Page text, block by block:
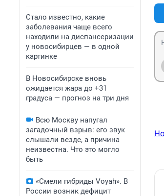
Стало известно, какие
заболевания чаще всего
находили на диспансеризации
у новосибирцев — в одной
картинке
В Новосибирске вновь
ожидается жара до +31
градуса — прогноз на три дня
Всю Москву напугал
загадочный взрыв: его звук
слышали везде, а причина
неизвестна. Что это могло
быть
«Смели гибриды Voyah». В
России возник дефицит